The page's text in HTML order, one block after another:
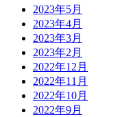
2023年5月
2023年4月
2023年3月
2023年2月
2022年12月
2022年11月
2022年10月
2022年9月